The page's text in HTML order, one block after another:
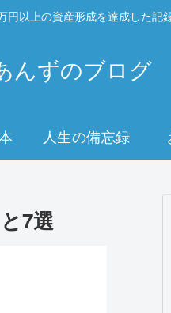
円以上の資産形成を達成した記
んずのブログ
人生の備忘録
7選